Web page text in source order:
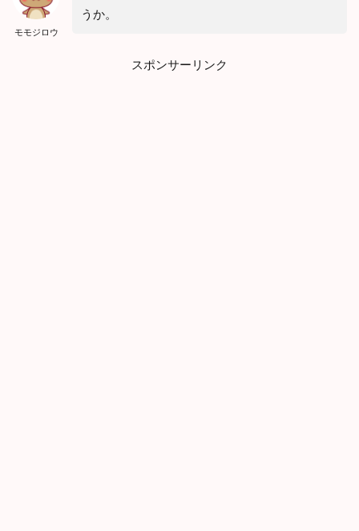
モモジロウ
うか。
スポンサーリンク